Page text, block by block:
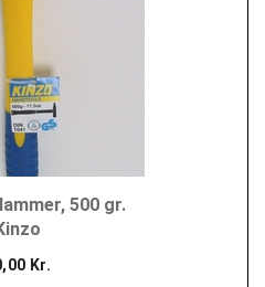
500 gr.
Kr.